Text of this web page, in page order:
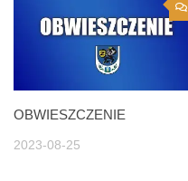
OBWIESZCZENIE
2023-08-25